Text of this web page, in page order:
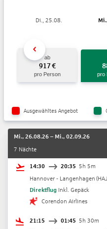
Di., 25.08.
ab
917 €
pro Person pro
Ausgewähltes Angebot
Mi., 26.08.26 – Mi., 02.09.26
7 Nächte
14:30 20:35 5h 5m
Hannover - Langenhagen (HAJ
Direktflug Inkl. Gepäck
Corendon Airlines
21:15 01:45 5h 30m